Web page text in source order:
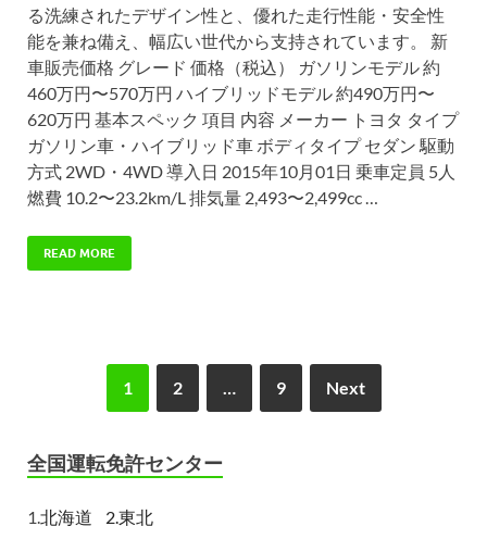
る洗練されたデザイン性と、優れた走行性能・安全性
能を兼ね備え、幅広い世代から支持されています。 新
車販売価格 グレード 価格（税込） ガソリンモデル 約
460万円〜570万円 ハイブリッドモデル 約490万円〜
620万円 基本スペック 項目 内容 メーカー トヨタ タイプ
ガソリン車・ハイブリッド車 ボディタイプ セダン 駆動
方式 2WD・4WD 導入日 2015年10月01日 乗車定員 5人
燃費 10.2〜23.2km/L 排気量 2,493〜2,499cc …
READ MORE
1 2 9 Next
全国運転免許センター
1. 北海道 2.東北